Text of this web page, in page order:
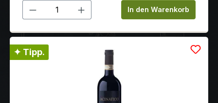
Produkt Anzahl: Gib denIn den Warenkorb
✦ Tipp.